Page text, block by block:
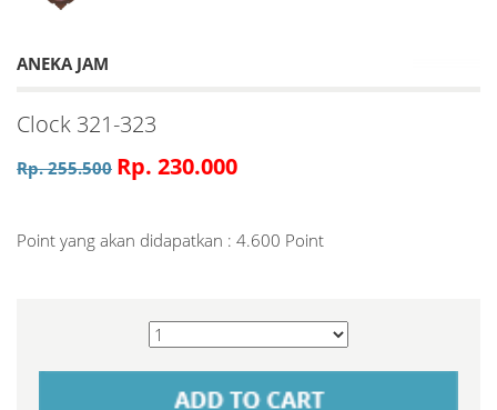
ANEKA JAM
Clock 321-323
Rp. 255.500 Rp. 230.000
Point yang akan didapatkan : 4.600 Point